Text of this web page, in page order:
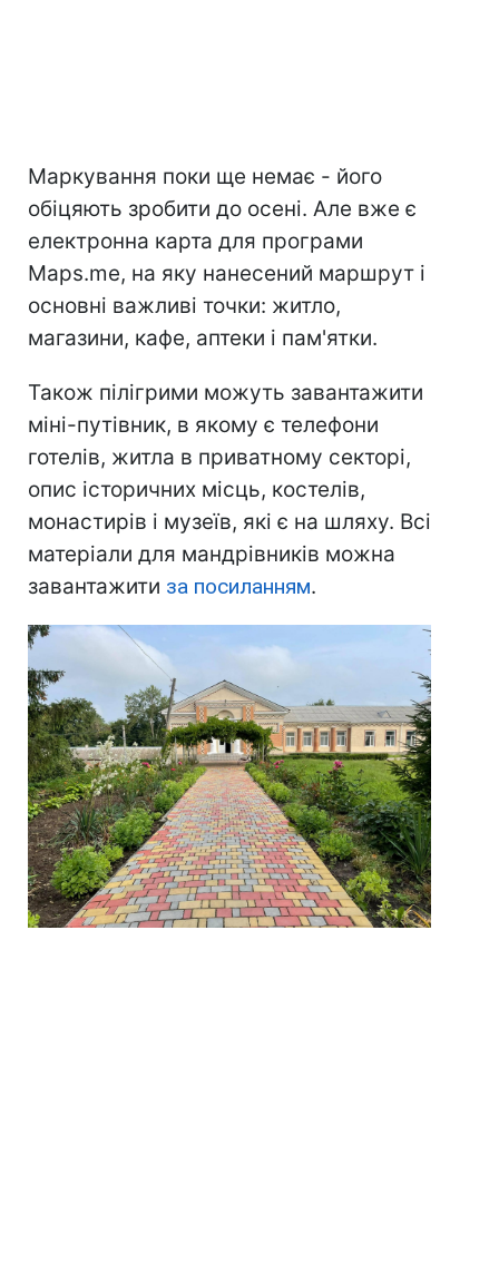
Маркування поки ще немає - його
обіцяють зробити до осені. Але вже є
електронна карта для програми
Maps.me, на яку нанесений маршрут і
основні важливі точки: житло,
магазини, кафе, аптеки і пам'ятки.
Також пілігрими можуть завантажити
міні-путівник, в якому є телефони
готелів, житла в приватному секторі,
опис історичних місць, костелів,
монастирів і музеїв, які є на шляху. Всі
матеріали для мандрівників можна
завантажити за посиланням.